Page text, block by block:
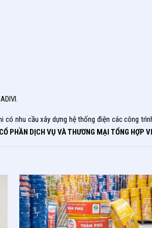
nhu cầu xây dựng hệ thống điện các công
PHẦN DỊCH VỤ VÀ THƯƠNG MẠI TỔNG HỢP